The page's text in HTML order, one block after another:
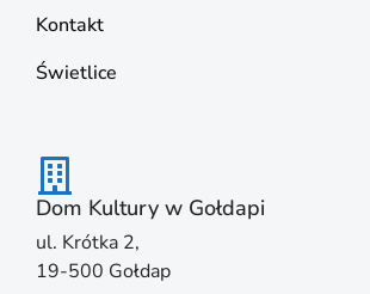
Kontakt
Świetlice
Dom Kultury w Gołdapi
ul. Krótka 2,
19-500 Gołdap